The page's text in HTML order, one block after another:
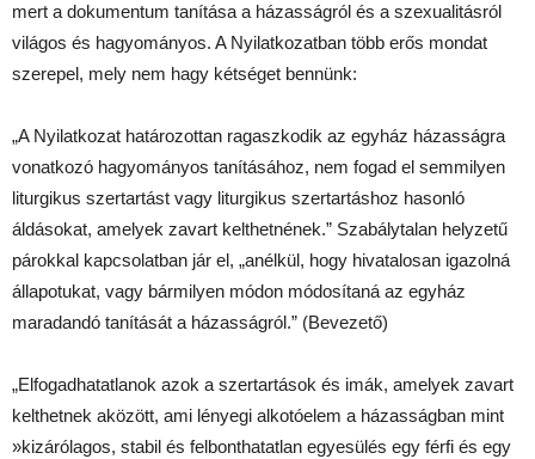
mert a dokumentum tanítása a házasságról és a szexualitásról
világos és hagyományos. A Nyilatkozatban több erős mondat
szerepel, mely nem hagy kétséget bennünk:
„A Nyilatkozat határozottan ragaszkodik az egyház házasságra
vonatkozó hagyományos tanításához, nem fogad el semmilyen
liturgikus szertartást vagy liturgikus szertartáshoz hasonló
áldásokat, amelyek zavart kelthetnének.” Szabálytalan helyzetű
párokkal kapcsolatban jár el, „anélkül, hogy hivatalosan igazolná
állapotukat, vagy bármilyen módon módosítaná az egyház
maradandó tanítását a házasságról.” (Bevezető)
„Elfogadhatatlanok azok a szertartások és imák, amelyek zavart
kelthetnek aközött, ami lényegi alkotóelem a házasságban mint
»kizárólagos, stabil és felbonthatatlan egyesülés egy férfi és egy